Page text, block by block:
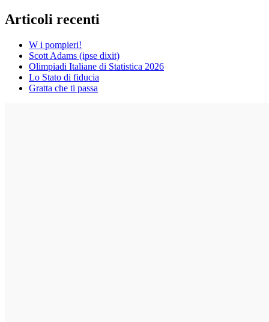
Articoli recenti
W i pompieri!
Scott Adams (ipse dixit)
Olimpiadi Italiane di Statistica 2026
Lo Stato di fiducia
Gratta che ti passa